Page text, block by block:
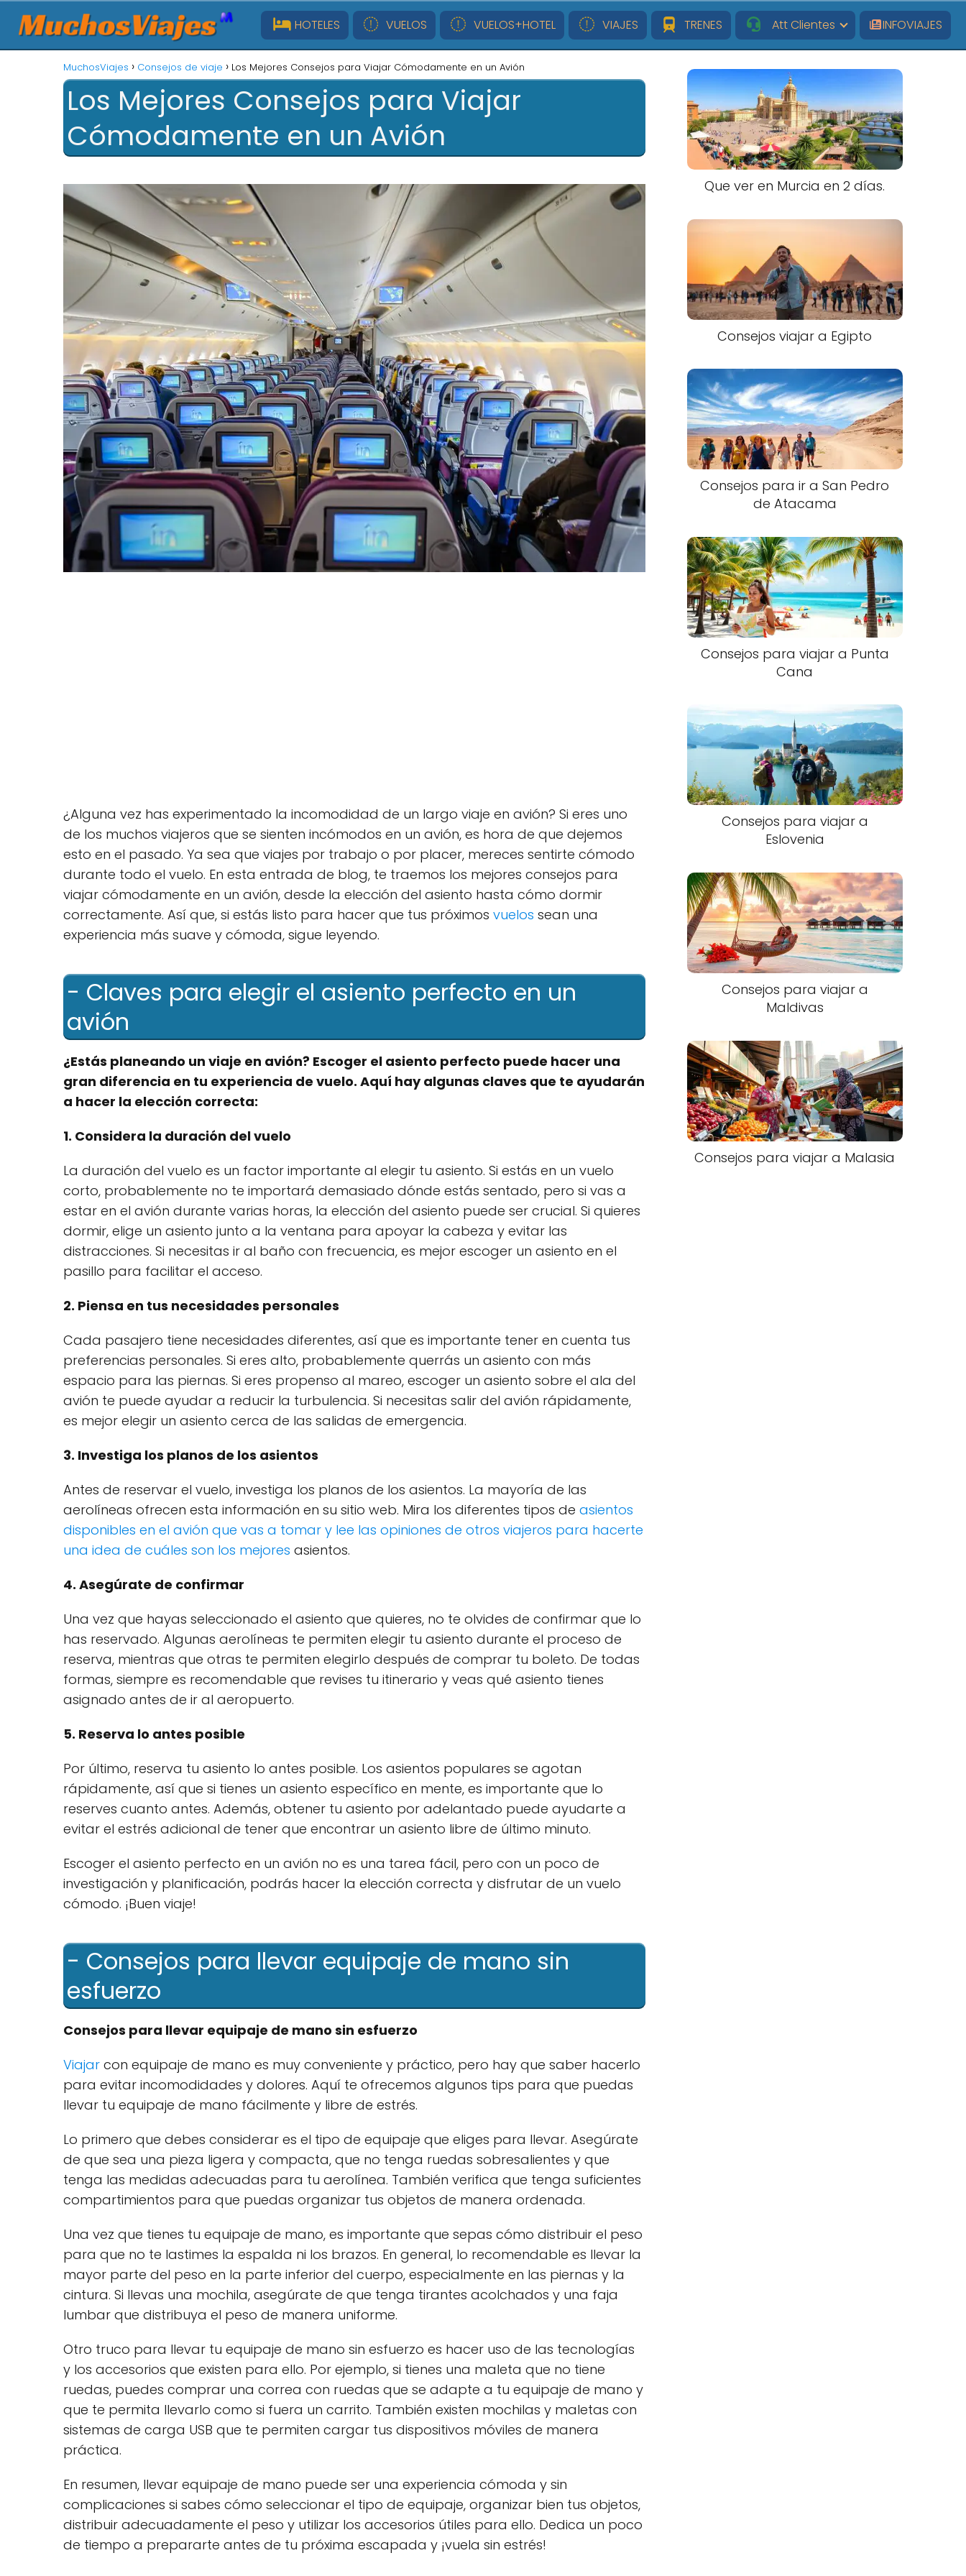
HOTELES VUELOS VUELOS+HOTEL VIAJES TRENES Att Clientes INFOVIAJES
MuchosViajes Consejos de viaje Los Mejores Consejos para Viajar Cómodamente en un Avión
Los Mejores Consejos para Viajar
Cómodamente en un Avión
¿Alguna vez has experimentado la incomodidad de un largo viaje en avión? Si eres uno
de los muchos viajeros que se sienten incómodos en un avión, es hora de que dejemos
esto en el pasado. Ya sea que viajes por trabajo o por placer, mereces sentirte cómodo
durante todo el vuelo. En esta entrada de blog, te traemos los mejores consejos para
viajar cómodamente en un avión, desde la elección del asiento hasta cómo dormir
correctamente. Así que, si estás listo para hacer que tus próximos vuelos sean una
experiencia más suave y cómoda, sigue leyendo.
- Claves para elegir el asiento perfecto en un
avión
¿Estás planeando un viaje en avión? Escoger el asiento perfecto puede hacer una
gran diferencia en tu experiencia de vuelo. Aquí hay algunas claves que te ayudarán
a hacer la elección correcta:
1. Considera la duración del vuelo
La duración del vuelo es un factor importante al elegir tu asiento. Si estás en un vuelo
corto, probablemente no te importará demasiado dónde estás sentado, pero si vas a
estar en el avión durante varias horas, la elección del asiento puede ser crucial. Si quieres
dormir, elige un asiento junto a la ventana para apoyar la cabeza y evitar las
distracciones. Si necesitas ir al baño con frecuencia, es mejor escoger un asiento en el
pasillo para facilitar el acceso.
2. Piensa en tus necesidades personales
Cada pasajero tiene necesidades diferentes, así que es importante tener en cuenta tus
preferencias personales. Si eres alto, probablemente querrás un asiento con más
espacio para las piernas. Si eres propenso al mareo, escoger un asiento sobre el ala del
avión te puede ayudar a reducir la turbulencia. Si necesitas salir del avión rápidamente,
es mejor elegir un asiento cerca de las salidas de emergencia.
3. Investiga los planos de los asientos
Antes de reservar el vuelo, investiga los planos de los asientos. La mayoría de las
aerolíneas ofrecen esta información en su sitio web. Mira los diferentes tipos de asientos
disponibles en el avión que vas a tomar y lee las opiniones de otros viajeros para hacerte
una idea de cuáles son los mejores asientos.
4. Asegúrate de confirmar
Una vez que hayas seleccionado el asiento que quieres, no te olvides de confirmar que lo
has reservado. Algunas aerolíneas te permiten elegir tu asiento durante el proceso de
reserva, mientras que otras te permiten elegirlo después de comprar tu boleto. De todas
formas, siempre es recomendable que revises tu itinerario y veas qué asiento tienes
asignado antes de ir al aeropuerto.
5. Reserva lo antes posible
Por último, reserva tu asiento lo antes posible. Los asientos populares se agotan
rápidamente, así que si tienes un asiento específico en mente, es importante que lo
reserves cuanto antes. Además, obtener tu asiento por adelantado puede ayudarte a
evitar el estrés adicional de tener que encontrar un asiento libre de último minuto.
Escoger el asiento perfecto en un avión no es una tarea fácil, pero con un poco de
investigación y planificación, podrás hacer la elección correcta y disfrutar de un vuelo
cómodo. ¡Buen viaje!
- Consejos para llevar equipaje de mano sin
esfuerzo
Consejos para llevar equipaje de mano sin esfuerzo
Viajar con equipaje de mano es muy conveniente y práctico, pero hay que saber hacerlo
para evitar incomodidades y dolores. Aquí te ofrecemos algunos tips para que puedas
llevar tu equipaje de mano fácilmente y libre de estrés.
Lo primero que debes considerar es el tipo de equipaje que eliges para llevar. Asegúrate
de que sea una pieza ligera y compacta, que no tenga ruedas sobresalientes y que
tenga las medidas adecuadas para tu aerolínea. También verifica que tenga suficientes
compartimientos para que puedas organizar tus objetos de manera ordenada.
Una vez que tienes tu equipaje de mano, es importante que sepas cómo distribuir el peso
para que no te lastimes la espalda ni los brazos. En general, lo recomendable es llevar la
mayor parte del peso en la parte inferior del cuerpo, especialmente en las piernas y la
cintura. Si llevas una mochila, asegúrate de que tenga tirantes acolchados y una faja
lumbar que distribuya el peso de manera uniforme.
Otro truco para llevar tu equipaje de mano sin esfuerzo es hacer uso de las tecnologías
y los accesorios que existen para ello. Por ejemplo, si tienes una maleta que no tiene
ruedas, puedes comprar una correa con ruedas que se adapte a tu equipaje de mano y
que te permita llevarlo como si fuera un carrito. También existen mochilas y maletas con
sistemas de carga USB que te permiten cargar tus dispositivos móviles de manera
práctica.
En resumen, llevar equipaje de mano puede ser una experiencia cómoda y sin
complicaciones si sabes cómo seleccionar el tipo de equipaje, organizar bien tus objetos,
distribuir adecuadamente el peso y utilizar los accesorios útiles para ello. Dedica un poco
de tiempo a prepararte antes de tu próxima escapada y ¡vuela sin estrés!
Que ver en Murcia en 2 días.
Consejos viajar a Egipto
Consejos para ir a San Pedro
de Atacama
Consejos para viajar a Punta
Cana​
Consejos para viajar a
Eslovenia​
Consejos para viajar a
Maldivas
Consejos para viajar a Malasia​